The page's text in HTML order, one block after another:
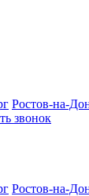
Ростов-на-
звонок
Ростов-на-